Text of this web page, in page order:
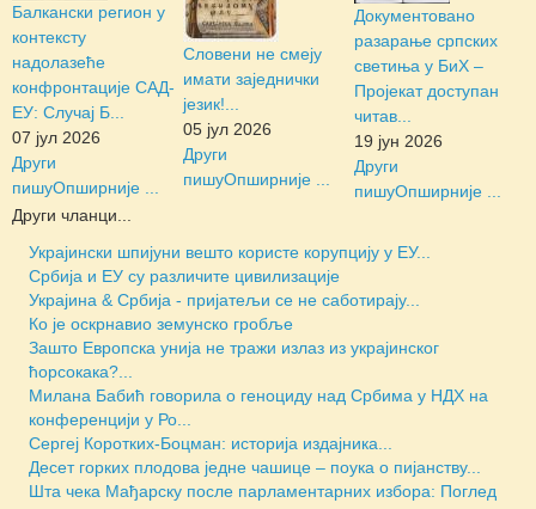
Балкански регион у
контексту
надолазеће
конфронтације САД-
ЕУ: Случај Б...
07 јул 2026
Други
пишуОпширније ...
Словени не смеју
имати заједнички
језик!...
05 јул 2026
Други
пишуОпширније ...
Документовано
разарање српских
светиња у БиХ –
Пројекат доступан
читав...
19 јун 2026
Други
пишуОпширније ...
Други чланци...
Украјински шпијуни вешто користе корупцију у ЕУ...
Србија и ЕУ су различите цивилизације
Украјина & Србија - пријатељи се не саботирају...
Ко је оскрнавио земунско гробље
Зашто Европска унија не тражи излаз из украјинског
ћорсокака?...
Милана Бабић говорила о геноциду над Србима у НДХ на
конференцији у Ро...
Сергеј Коротких-Боцман: историја издајника...
Десет горких плодова једне чашице – поука о пијанству...
Шта чека Мађарску после парламентарних избора: Поглед